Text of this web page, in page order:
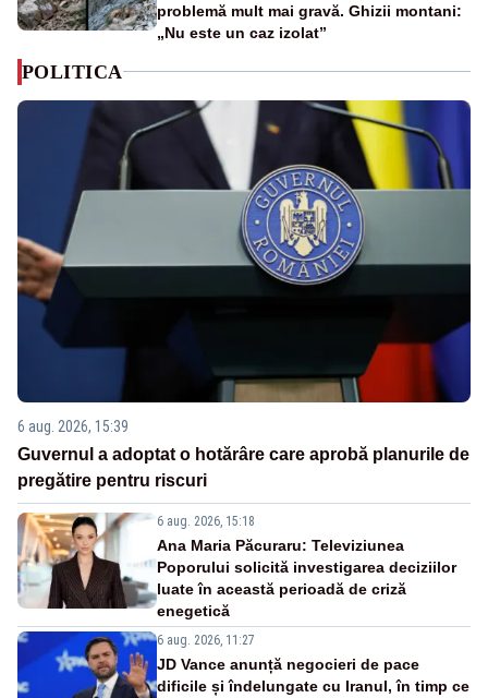
problemă mult mai gravă. Ghizii montani:
„Nu este un caz izolat”
POLITICA
6 aug. 2026, 15:39
Guvernul a adoptat o hotărâre care aprobă planurile de
pregătire pentru riscuri
6 aug. 2026, 15:18
Ana Maria Păcuraru: Televiziunea
Poporului solicită investigarea deciziilor
luate în această perioadă de criză
enegetică
6 aug. 2026, 11:27
JD Vance anunță negocieri de pace
dificile și îndelungate cu Iranul, în timp ce